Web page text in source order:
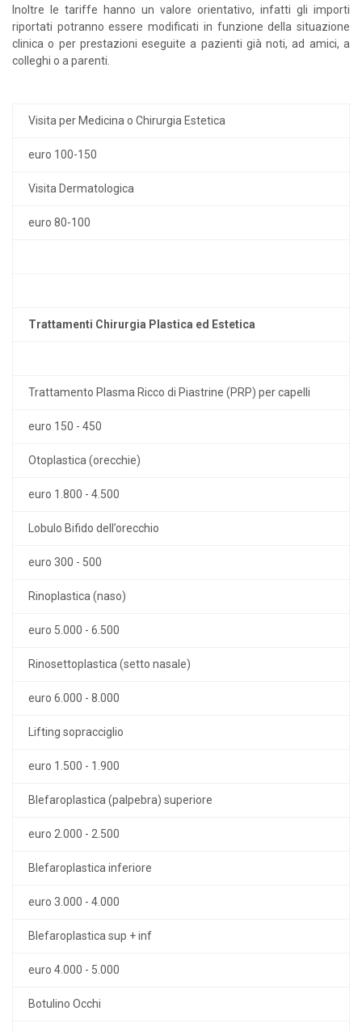
Inoltre le tariffe hanno un valore orientativo, infatti gli importi
riportati potranno essere modificati in funzione della situazione
clinica o per prestazioni eseguite a pazienti già noti, ad amici, a
colleghi o a parenti.
Visita per Medicina o Chirurgia Estetica
euro 100-150
Visita Dermatologica
euro 80-100
Trattamenti Chirurgia Plastica ed Estetica
Trattamento Plasma Ricco di Piastrine (PRP) per capelli
euro 150 - 450
Otoplastica (orecchie)
euro 1.800 - 4.500
Lobulo Bifido dell’orecchio
euro 300 - 500
Rinoplastica (naso)
euro 5.000 - 6.500
Rinosettoplastica (setto nasale)
euro 6.000 - 8.000
Lifting sopracciglio
euro 1.500 - 1.900
Blefaroplastica (palpebra) superiore
euro 2.000 - 2.500
Blefaroplastica inferiore
euro 3.000 - 4.000
Blefaroplastica sup + inf
euro 4.000 - 5.000
Botulino Occhi